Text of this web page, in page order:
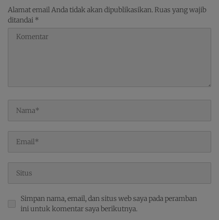
Indonesia
Alamat email Anda tidak akan dipublikasikan.Ruas yang wajib
ditandai *
Simpan nama, email, dan situs web saya pada peramban
ini untuk komentar saya berikutnya.